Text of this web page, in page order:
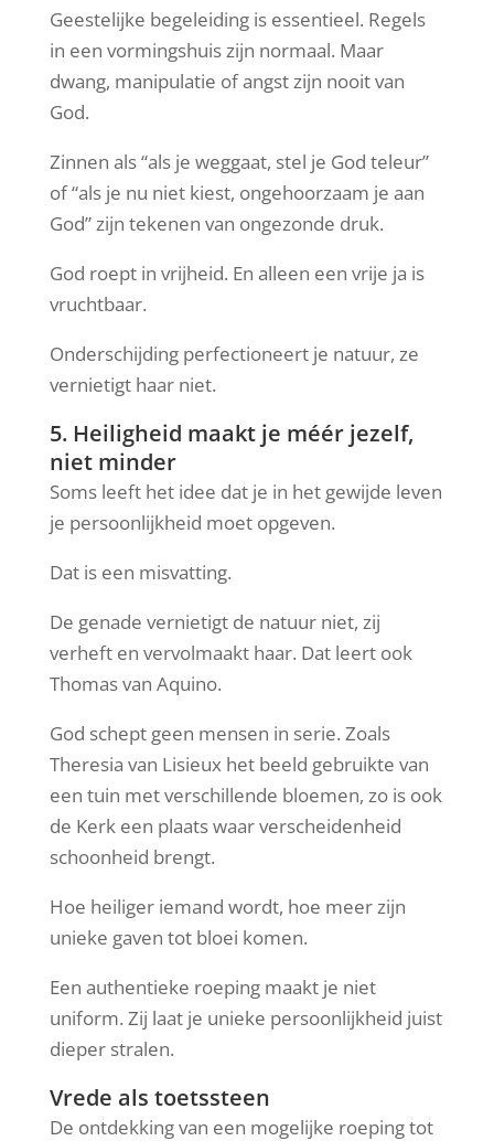
Geestelijke begeleiding is essentieel. Regels
in een vormingshuis zijn normaal. Maar
dwang, manipulatie of angst zijn nooit van
God.
Zinnen als “als je weggaat, stel je God teleur”
of “als je nu niet kiest, ongehoorzaam je aan
God” zijn tekenen van ongezonde druk.
God roept in vrijheid. En alleen een vrije ja is
vruchtbaar.
Onderschijding perfectioneert je natuur, ze
vernietigt haar niet.
5. Heiligheid maakt je méér jezelf,
niet minder
Soms leeft het idee dat je in het gewijde leven
je persoonlijkheid moet opgeven.
Dat is een misvatting.
De genade vernietigt de natuur niet, zij
verheft en vervolmaakt haar. Dat leert ook
Thomas van Aquino.
God schept geen mensen in serie. Zoals
Theresia van Lisieux het beeld gebruikte van
een tuin met verschillende bloemen, zo is ook
de Kerk een plaats waar verscheidenheid
schoonheid brengt.
Hoe heiliger iemand wordt, hoe meer zijn
unieke gaven tot bloei komen.
Een authentieke roeping maakt je niet
uniform. Zij laat je unieke persoonlijkheid juist
dieper stralen.
Vrede als toetssteen
De ontdekking van een mogelijke roeping tot